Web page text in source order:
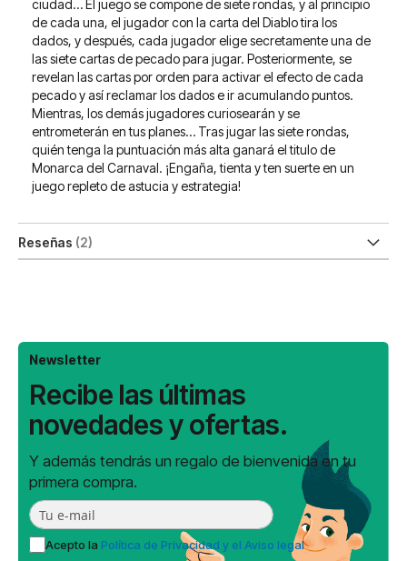
ciudad… El juego se compone de siete rondas, y al principio
de cada una, el jugador con la carta del Diablo tira los
dados, y después, cada jugador elige secretamente una de
las siete cartas de pecado para jugar. Posteriormente, se
revelan las cartas por orden para activar el efecto de cada
pecado y así reclamar los dados e ir acumulando puntos.
Mientras, los demás jugadores curiosearán y se
entrometerán en tus planes… Tras jugar las siete rondas,
quién tenga la puntuación más alta ganará el titulo de
Monarca del Carnaval. ¡Engaña, tienta y ten suerte en un
juego repleto de astucia y estrategia!
Reseñas 2
Newsletter
Recibe las últimas
novedades y ofertas.
Y además tendrás un regalo de bienvenida en tu
primera compra.
Acepto la Política de Privacidad y el Aviso legal